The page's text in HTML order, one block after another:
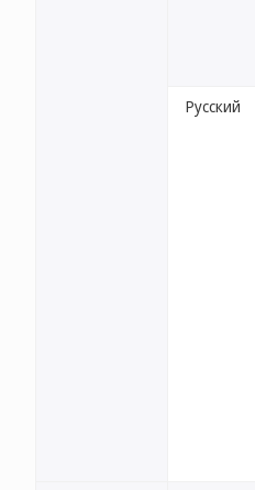
Русский